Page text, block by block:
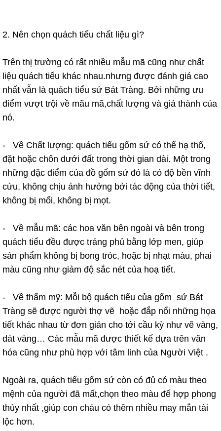
2. Nên chọn quách tiểu chất liệu gì?
Trên thị trường có rất nhiều mẫu mã cũng như chất
liệu quách tiểu khác nhau.nhưng được đánh giá cao
nhất vẫn là quách tiểu sứ Bát Tràng. Bởi những ưu
điểm vượt trội về mãu mã,chất lượng và giá thành của
nó.
- Về Chất lượng: quách tiểu gốm sứ có thể hạ thổ,
đặt hoặc chôn dưới đất trong thời gian dài. Một trong
những đặc điểm của đồ gốm sứ đó là có độ bền vĩnh
cửu, không chịu ảnh hưởng bởi tác động của thời tiết,
không bị mối, không bị mọt.
- Về mẫu mã: các hoa văn bên ngoài và bên trong
quách tiểu đều được tráng phủ bằng lớp men, giúp
sản phẩm không bị bong tróc, hoặc bị nhạt màu, phai
màu cũng như giảm độ sắc nét của hoạ tiết.
- Về thẩm mỹ: Mỗi bộ quách tiểu của gốm sứ Bát
Tràng sẽ được người thợ vẽ hoặc đắp nổi những họa
tiết khác nhau từ đơn giản cho tới cầu kỳ như vẽ vàng,
dát vàng… Các mẫu mã được thiết kế dựa trên văn
hóa cũng như phù hợp với tâm linh của Người Việt .
Ngoài ra, quách tiểu gốm sứ còn có đủ có màu theo
mệnh của người đã mất,chọn theo màu để hợp phong
thủy nhất ,giúp con cháu có thêm nhiều may mắn tài
lộc hơn.